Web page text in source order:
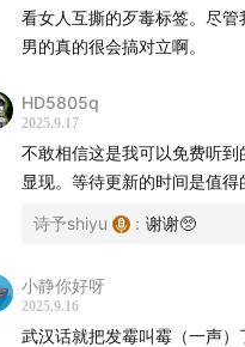
【本期音乐】
尾曲：热情奏鸣曲 - 贝多芬
感谢薄荷阅读对本期节目的支
充分利用碎片化时间，通
识储备，收获受益一生的深
看女人互撕的歹毒标签。尽
男的真的很会搞对立啊。
HD5805q
2025.9.17
不敢相信这是我可以免费听
显现。等待更新的时间是值得
诗予shiyu : 谢谢🥺
小静你好呀
2025.9.16
武汉话就把发霉叫霉（一声）